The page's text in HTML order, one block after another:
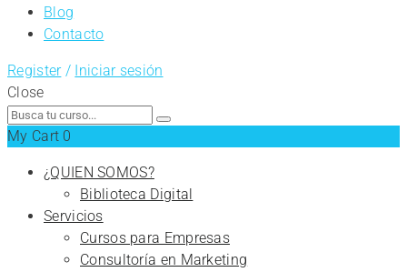
Blog
Contacto
Register/ Iniciar sesión
Close
Search
for:
My Cart 0
¿QUIEN SOMOS?
Biblioteca Digital
Servicios
Cursos para Empresas
Consultoría en Marketing